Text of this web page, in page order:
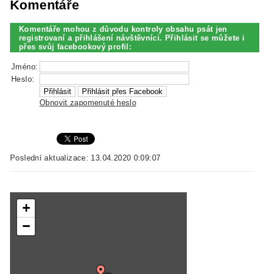
Komentáře
Komentáře mohou z důvodu kontroly obsahu psát jen
registrovaní a přihlášení návštěvníci. Přihlásit se můžete i
přes svůj facebookový profil:
Jméno:
Heslo:
Obnovit zapomenuté heslo
Poslední aktualizace: 13.04.2020 0:09:07
+
−